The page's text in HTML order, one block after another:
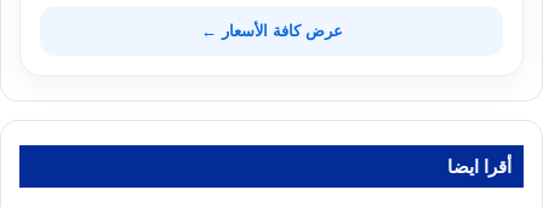
عرض كافة الأسعار ←
أقرا ايضا